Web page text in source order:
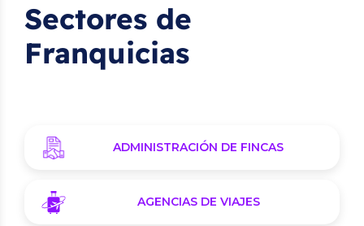
Sectores de
Franquicias
ADMINISTRACIÓN DE FINCAS
AGENCIAS DE VIAJES